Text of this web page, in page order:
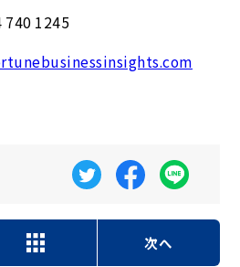
740 1245
次へ